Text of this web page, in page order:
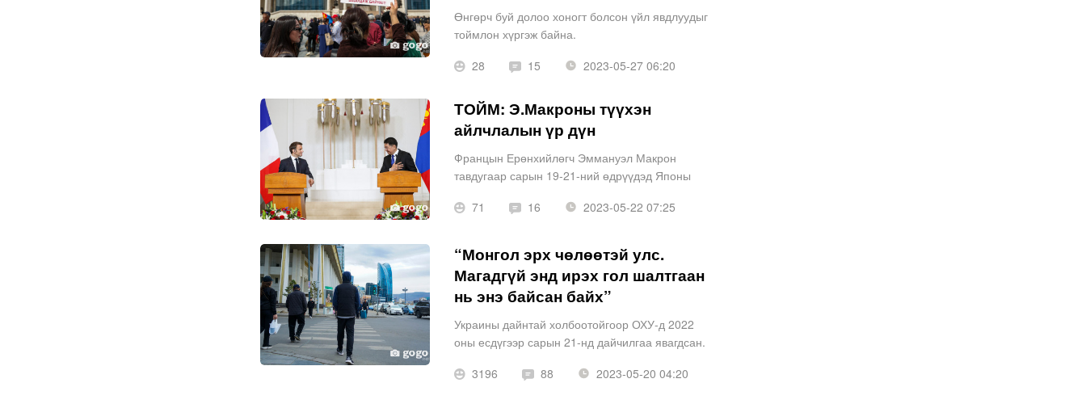
Өнгөрч буй долоо хоногт болсон үйл явдлуудыг
тоймлон хүргэж байна.
28
15 2023-05-27 06:20
ТОЙМ: Э.Макроны түүхэн
айлчлалын үр дүн
Францын Ерөнхийлөгч Эммануэл Макрон
тавдугаар сарын 19-21-ний өдрүүдэд Японы
оролцсоныхоо дараа Монгол Улсад айлчиллаа.
71 16 2023-05-22 07:25
“Монгол эрх чөлөөтэй улс.
Магадгүй энд ирэх гол шалтгаан
нь энэ байсан байх”
Украины дайнтай холбоотойгоор ОХУ-д 2022
оны есдүгээр сарын 21-нд дайчилгаа явагдсан.
Оросын иргэд олноор ирсэн бөгөөд зарим нь
3196 88 2023-05-20 04:20